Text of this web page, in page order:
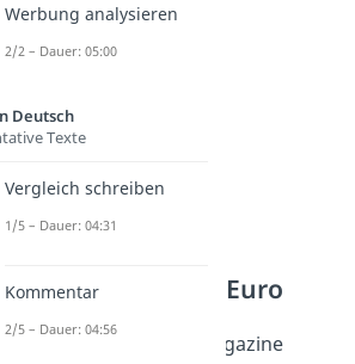
verwenden.
Maxibrief — 2,75 Euro
Dünne Bücher oder Magazine
Werbung analysieren
2/2 – Dauer: 05:00
Deutsch
Texte
Vergleich schreiben
1/5 – Dauer: 04:31
Kommentar
2/5 – Dauer: 04:56